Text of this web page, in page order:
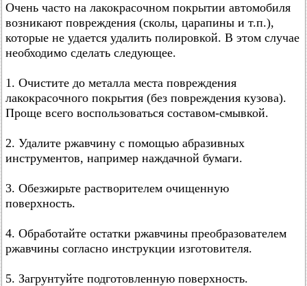
Очень часто на лакокрасочном покрытии автомобиля
возникают повреждения (сколы, царапины и т.п.),
которые не удается удалить полировкой. В этом случае
необходимо сделать следующее.
1. Очистите до металла места повреждения
лакокрасочного покрытия (без повреждения кузова).
Проще всего воспользоваться составом-смывкой.
2. Удалите ржавчину с помощью абразивных
инструментов, например наждачной бумаги.
3. Обезжирьте растворителем очищенную
поверхность.
4. Обработайте остатки ржавчины преобразователем
ржавчины согласно инструкции изготовителя.
5. Загрунтуйте подготовленную поверхность.